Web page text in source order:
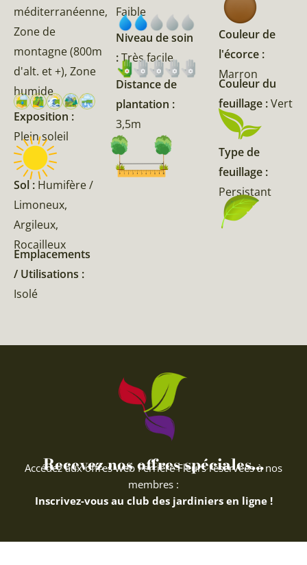
méditerranéenne,
Zone de
montagne (800m
d'alt. et +), Zone
humide
Exposition :
Plein soleil
Sol : Humifère /
Limoneux,
Argileux,
Rocailleux
Emplacements
/ Utilisations :
Isolé
Faible
Niveau de soin
:Très facile
Distance de
plantation :
3,5m
Couleur de
l'écorce :
Marron
Couleur du
feuillage :Vert
Type de
feuillage :
Persistant
Recevez nos offres spéciales...
Accédez aux offres web Ferriere Fleurs réservées à nos
membres :
Inscrivez-vous au club des jardiniers en ligne !